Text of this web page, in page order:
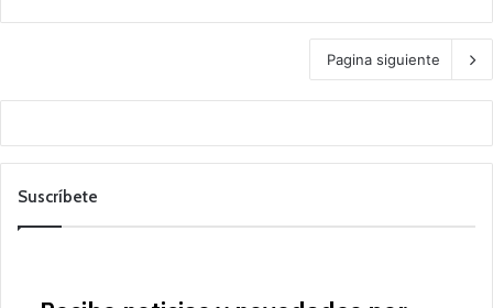
Pagina siguiente
Suscríbete